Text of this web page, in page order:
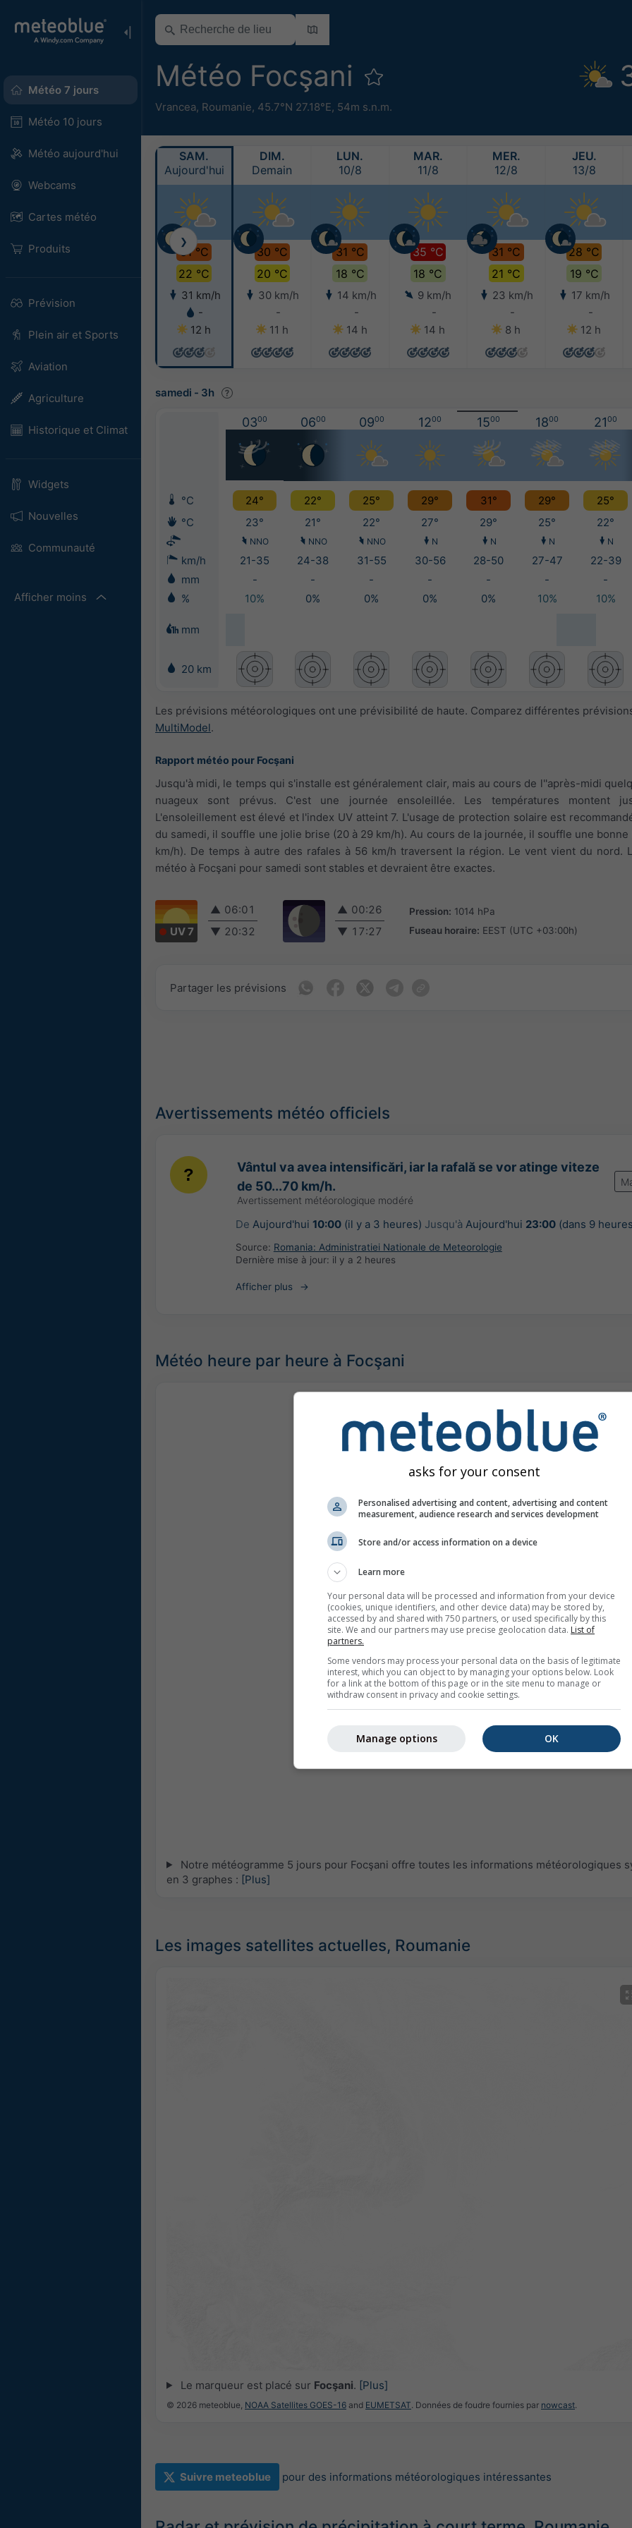
Météo 7 jours
Météo 10 jours
Météo aujourd'hui
Webcams
Cartes météo
Produits
Prévision
Plein air et Sports
Aviation
Agriculture
Historique et Climat
Widgets
Nouvelles
Communauté
Afficher moins
Météo Focşani
Vrancea, Roumanie, 45.7°N 27.18°E, 54m s.n.m.
SAM.
Aujourd'hui
31 °C
22 °C
31 km/h
-
12 h
DIM.
Demain
30 °C
20 °C
30 km/h
-
11 h
LUN.
10/8
31 °C
18 °C
14 km/h
-
14 h
MAR.
11/8
35 °C
18 °C
9 km/h
-
14 h
MER.
12/8
31 °C
21 °C
23 km/h
-
8 h
JEU.
13/8
28 °C
19 °C
17 km/h
-
12 h
❯
samedi - 3h
0300 0600 0900 1200 1500 1800 2100
°C 24° 22° 25° 29° 31° 29° 25°
°C
23° 21° 22° 27° 29° 25° 22°
NNO NNO NNO N N N N
km/h 21-35 24-38 31-55 30-56 28-50 27-47 22-39
mm
- - - - - - -
%
10% 0% 0% 0% 0% 10% 10%
mm
20 km
Les prévisions météorologiques ont une prévisibilité de haute. Comparez différentes
MultiModel.
Rapport météo pour Focşani
Jusqu'à midi, le temps qui s'installe est généralement clair, mais au cours de l''après-midi
nuageux sont prévus. C'est une journée ensoleillée. Les températures montent
L'ensoleillement est élevé et l'index UV atteint 7. L'usage de protection solaire est
du samedi, il souffle une jolie brise (20 à 29 km/h). Au cours de la journée, il souffle une
km/h). De temps à autre des rafales à 56 km/h traversent la région. Le vent vient du nord.
météo à Focşani pour samedi sont stables et devraient être exactes.
UV 7
▲ 06:01
▼ 20:32
▲ 00:26
▼ 17:27
Pression: 1014 hPa
Fuseau horaire: EEST (UTC +03:00h)
Partager les prévisions
Avertissements météo officiels
Vântul va avea intensificări, iar la rafală se vor atinge viteze
de 50...70 km/h.
Avertissement météorologique modéré
De Aujourd'hui 10:00(il y a 3 heures) Jusqu'à Aujourd'hui 23:00(dans 9
Source: Romania: Administratiei Nationale de Meteorologie
Dernière mise à jour: il y a 2 heures
Afficher plus
Météo heure par heure à Focşani
Notre météogramme 5 jours pour Focşani offre toutes les informations météorologiques
en 3 graphes : [Plus]
Les images satellites actuelles, Roumanie
Le marqueur est placé sur Focşani. [Plus]
© 2026 meteoblue, NOAA Satellites GOES-16 and EUMETSAT. Données de foudre fournies par nowcast.
Suivre meteoblue pour des informations météorologiques intéressantes
asks for your consent
Personalised advertising and content, advertising and content
measurement, audience research and services development
Store and/or access information on a device
Learn more
Your personal data will be processed and information from your device
(cookies, unique identifiers, and other device data) may be stored by,
accessed by and shared with 750 partners, or used specifically by this
site. We and our partners may use precise geolocation data. List of
partners.
Some vendors may process your personal data on the basis of legitimate
interest, which you can object to by managing your options below. Look
for a link at the bottom of this page or in the site menu to manage or
withdraw consent in privacy and cookie settings.
OK
Manage options